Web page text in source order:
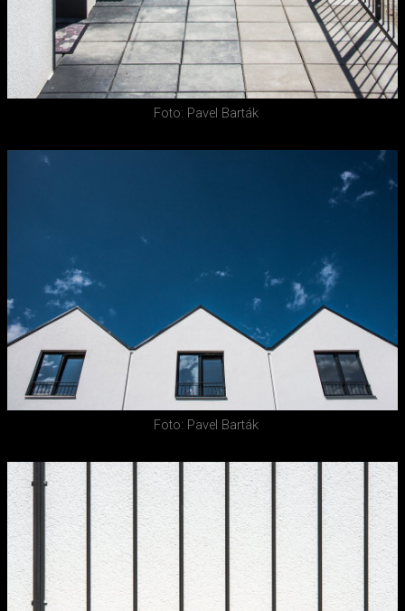
Foto: Pavel Barták
Foto: Pavel Barták